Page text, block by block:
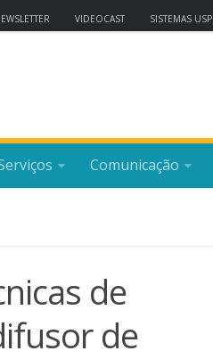
VIDEOCAST SISTEMAS USP
Comunicação
de
de